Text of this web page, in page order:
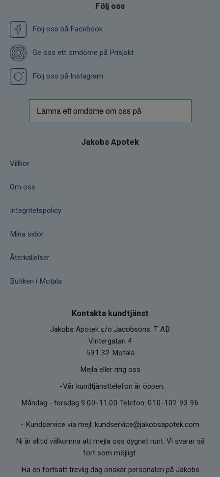
Följ oss
Följ oss på Facebook
Ge oss ett omdöme på Prisjakt
Följ oss på Instagram
Jakobs Apotek
Villkor
Om oss
Integritetspolicy
Mina sidor
Återkallelser
Butiken i Motala
Kontakta kundtjänst
Jakobs Apotek c/o Jacobsons. T AB
Vintergatan 4
591 32 Motala
Mejla eller ring oss
-Vår kundtjänsttelefon är öppen:
Måndag - torsdag 9.00-11.00 Telefon: 010-102 93 96
- Kundservice via mejl: kundservice@jakobsapotek.com
Ni är alltid välkomna att mejla oss dygnet runt. Vi svarar så
fort som möjligt.
Ha en fortsatt trevlig dag önskar personalen på Jakobs